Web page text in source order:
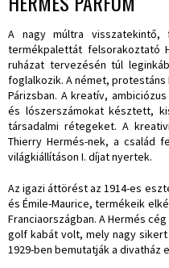
A nagy múltra visszatekintő,
termékpalettát felsorakoztató
ruházat tervezésén túl
foglalkozik. A német,
Párizsban. A kreatív,
és lószerszámokat késztett,
társadalmi rétegeket. A
Thierry Hermés-nek, a család
világkiállításon I. díjat nyertek.
Az igazi áttörést az 1914-es
és Émile-Maurice, termékeik
Franciaországban. A Hermés
golf kabát volt, mely nagy
1929-ben bemutatják a divatház